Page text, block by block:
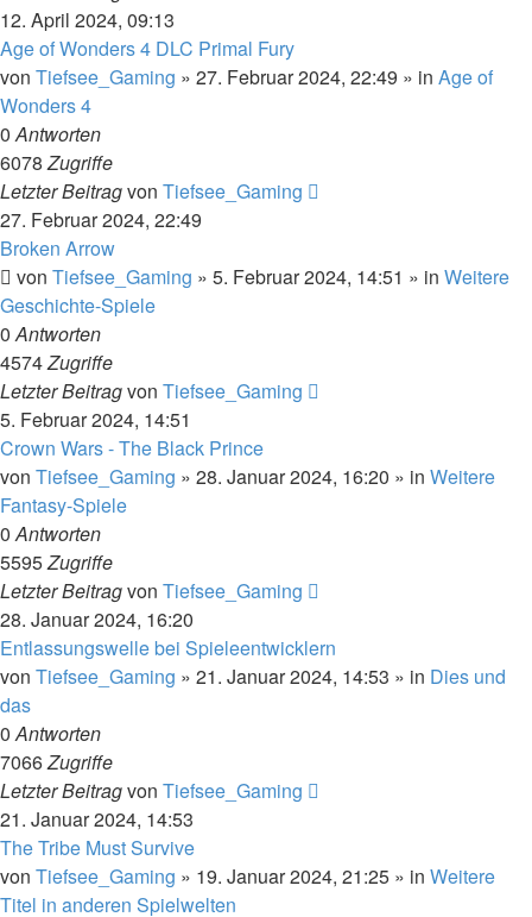
12. April 2024, 09:13
Age of Wonders 4 DLC Primal Fury
von Tiefsee_Gaming » 27. Februar 2024, 22:49 » in Age of
Wonders 4
0Antworten
6078Zugriffe
Letzter Beitragvon Tiefsee_Gaming
27. Februar 2024, 22:49
Broken Arrow
von Tiefsee_Gaming » 5. Februar 2024, 14:51 » in Weitere
Geschichte-Spiele
0Antworten
4574Zugriffe
Letzter Beitragvon Tiefsee_Gaming
5. Februar 2024, 14:51
Crown Wars - The Black Prince
von Tiefsee_Gaming » 28. Januar 2024, 16:20 » in Weitere
Fantasy-Spiele
0Antworten
5595Zugriffe
Letzter Beitragvon Tiefsee_Gaming
28. Januar 2024, 16:20
Entlassungswelle bei Spieleentwicklern
von Tiefsee_Gaming » 21. Januar 2024, 14:53 » in Dies und
das
0Antworten
7066Zugriffe
Letzter Beitragvon Tiefsee_Gaming
21. Januar 2024, 14:53
The Tribe Must Survive
von Tiefsee_Gaming » 19. Januar 2024, 21:25 » in Weitere
Titel in anderen Spielwelten